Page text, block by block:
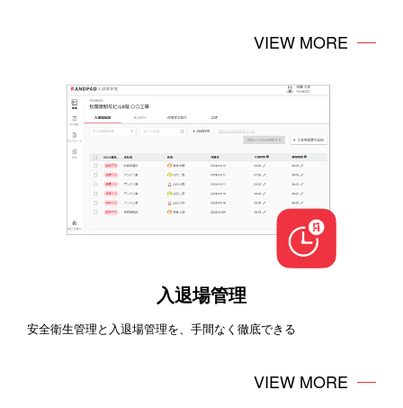
VIEW MORE
入退場管理
安全衛生管理と入退場管理を、手間なく徹底できる
VIEW MORE